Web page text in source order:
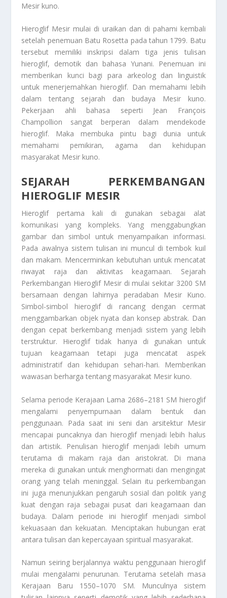
Mesir kuno.
Hieroglif Mesir mulai di uraikan dan di pahami kembali
setelah penemuan Batu Rosetta pada tahun 1799. Batu
tersebut memiliki inskripsi dalam tiga jenis tulisan
hieroglif, demotik dan bahasa Yunani. Penemuan ini
memberikan kunci bagi para arkeolog dan linguistik
untuk menerjemahkan hieroglif. Dan memahami lebih
dalam tentang sejarah dan budaya Mesir kuno.
Pekerjaan ahli bahasa seperti Jean François
Champollion sangat berperan dalam mendekode
hieroglif. Maka membuka pintu bagi dunia untuk
memahami pemikiran, agama dan kehidupan
masyarakat Mesir kuno.
SEJARAH PERKEMBANGAN
HIEROGLIF MESIR
Hieroglif pertama kali di gunakan sebagai alat
komunikasi yang kompleks. Yang menggabungkan
gambar dan simbol untuk menyampaikan informasi.
Pada awalnya sistem tulisan ini muncul di tembok kuil
dan makam. Mencerminkan kebutuhan untuk mencatat
riwayat raja dan aktivitas keagamaan. Sejarah
Perkembangan Hieroglif Mesir di mulai sekitar 3200 SM
bersamaan dengan lahirnya peradaban Mesir Kuno.
Simbol-simbol hieroglif di rancang dengan cermat
menggambarkan objek nyata dan konsep abstrak. Dan
dengan cepat berkembang menjadi sistem yang lebih
terstruktur. Hieroglif tidak hanya di gunakan untuk
tujuan keagamaan tetapi juga mencatat aspek
administratif dan kehidupan sehari-hari. Memberikan
wawasan berharga tentang masyarakat Mesir kuno.
Selama periode Kerajaan Lama 2686–2181 SM hieroglif
mengalami penyempurnaan dalam bentuk dan
penggunaan. Pada saat ini seni dan arsitektur Mesir
mencapai puncaknya dan hieroglif menjadi lebih halus
dan artistik. Penulisan hieroglif menjadi lebih umum
terutama di makam raja dan aristokrat. Di mana
mereka di gunakan untuk menghormati dan mengingat
orang yang telah meninggal. Selain itu perkembangan
ini juga menunjukkan pengaruh sosial dan politik yang
kuat dengan raja sebagai pusat dari keagamaan dan
budaya. Dalam periode ini hieroglif menjadi simbol
kekuasaan dan kekuatan. Menciptakan hubungan erat
antara tulisan dan kepercayaan spiritual masyarakat.
Namun seiring berjalannya waktu penggunaan hieroglif
mulai mengalami penurunan. Terutama setelah masa
Kerajaan Baru 1550–1070 SM. Munculnya sistem